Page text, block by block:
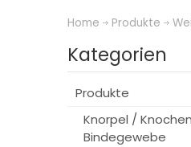
Home Produkte
Kategorien
Produkte
Knorpel /
Bindegewebe